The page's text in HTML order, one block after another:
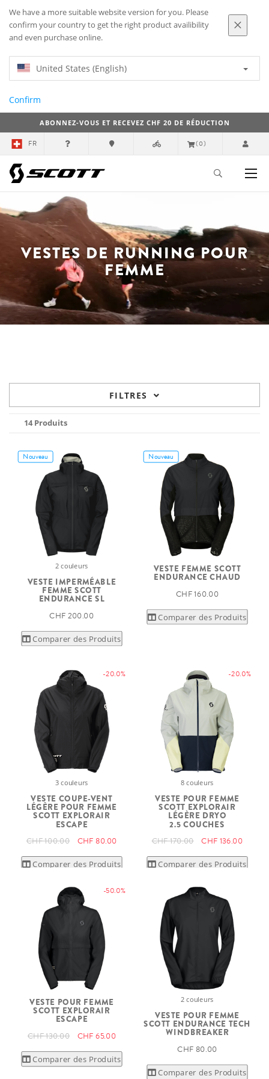
We have a more suitable website version for you. Please
confirm your country to get the right product availibility
and even purchase online.
United States (English)
Confirm
ABONNEZ-VOUS ET RECEVEZ CHF 20 DE RÉDUCTION
FR (0)
VESTES DE RUNNING POUR
FEMME
FILTRES
14 Produits
Nouveau
2 couleurs
VESTE IMPERMÉABLE
FEMME SCOTT
ENDURANCE SL
CHF 200.00
Comparer des Produits
Nouveau
VESTE FEMME SCOTT
ENDURANCE CHAUD
CHF 160.00
Comparer des Produits
-20.0%
3 couleurs
VESTE COUPE-VENT
LÉGÈRE POUR FEMME
SCOTT EXPLORAIR
ESCAPE
CHF 100.00 CHF 80.00
Comparer des Produits
-20.0%
8 couleurs
VESTE POUR FEMME
SCOTT EXPLORAIR
LÉGÈRE DRYO
2.5 COUCHES
CHF 170.00 CHF 136.00
Comparer des Produits
-50.0%
VESTE POUR FEMME
SCOTT EXPLORAIR
ESCAPE
CHF 130.00 CHF 65.00
Comparer des Produits
2 couleurs
VESTE POUR FEMME
SCOTT ENDURANCE TECH
WINDBREAKER
CHF 80.00
Comparer des Produits